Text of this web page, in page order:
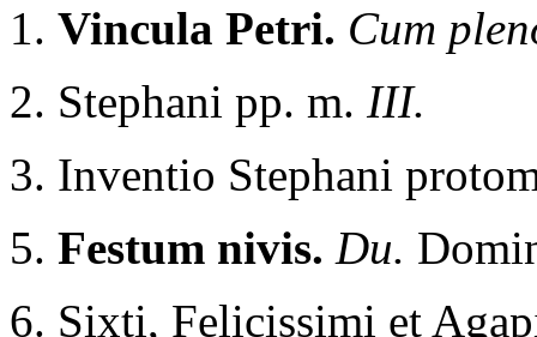
1. Vincula Petri. Cum
2. Stephani pp. m. III.
3. Inventio Stephani
5. Festum nivis. Du.
6. Sixti, Felicissimi et